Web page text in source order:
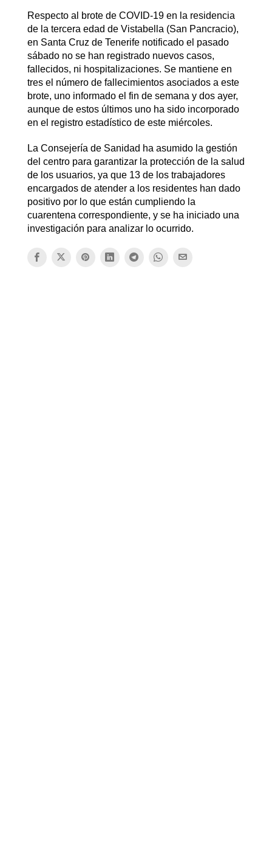
Respecto al brote de COVID-19 en la residencia
de la tercera edad de Vistabella (San Pancracio),
en Santa Cruz de Tenerife notificado el pasado
sábado no se han registrado nuevos casos,
fallecidos, ni hospitalizaciones. Se mantiene en
tres el número de fallecimientos asociados a este
brote, uno informado el fin de semana y dos ayer,
aunque de estos últimos uno ha sido incorporado
en el registro estadístico de este miércoles.
La Consejería de Sanidad ha asumido la gestión
del centro para garantizar la protección de la salud
de los usuarios, ya que 13 de los trabajadores
encargados de atender a los residentes han dado
positivo por lo que están cumpliendo la
cuarentena correspondiente, y se ha iniciado una
investigación para analizar lo ocurrido.